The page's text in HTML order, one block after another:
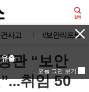
사고 #보안리포트
관 “보안
취임 50
출
오늘 그만 보기